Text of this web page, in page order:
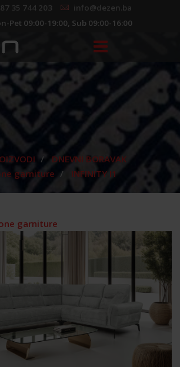
35 744 203
info@dezen.ba
Pet 09:00-19:00, Sub 09:00-16:00
DNEVNI BORAVAK
garniture
INFINITY I1
garniture